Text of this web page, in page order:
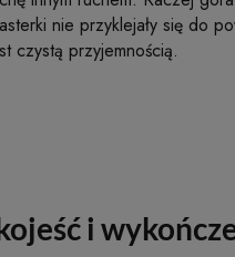
nie przyklejały się do
czystą przyjemnością.
i